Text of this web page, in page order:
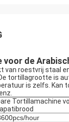
de
van roestvrij staal
tortillagrootte is
is zelfs. Kan
Tortillamachine
hour